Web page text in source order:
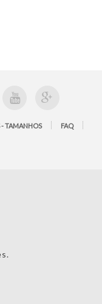
- TAMANHOS FAQ